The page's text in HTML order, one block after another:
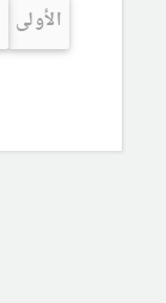
الأولى